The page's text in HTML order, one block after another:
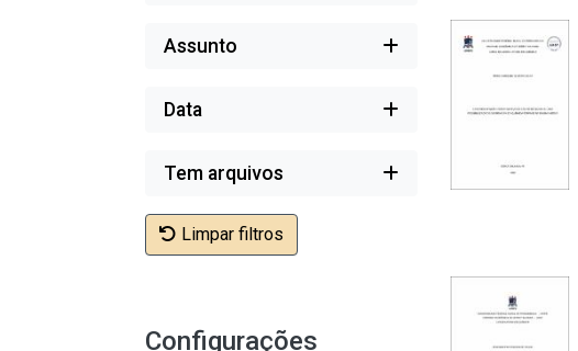
Assunto
Data
Tem arquivos
Limpar filtros
Configurações